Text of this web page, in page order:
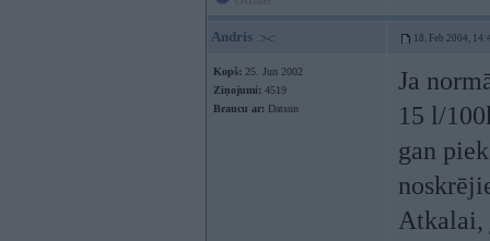
Andris 18. Feb 2004,
Kopš: 25. Jun 2002
Ziņojumi: 4519
Braucu ar: Datsun
Ja
15 l/
gan
Atkalai,